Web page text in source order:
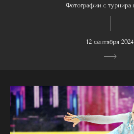
Фотографии с турнира
12 сентября 2024